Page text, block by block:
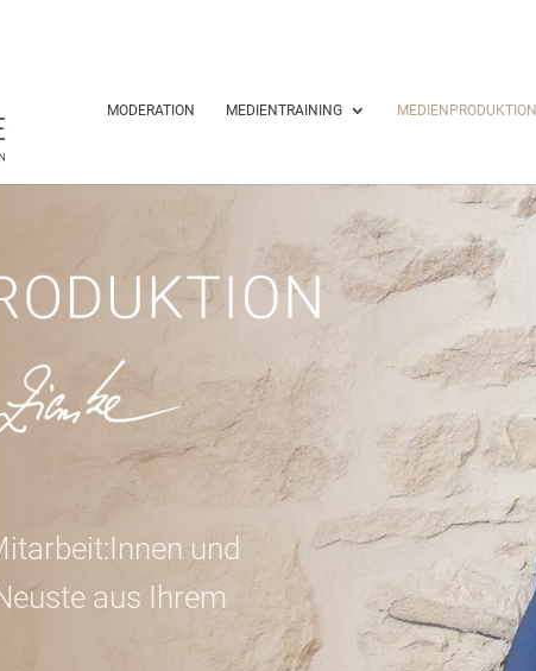
MODERATION MEDIENTRAINING MEDIENPRODUKTION
und
aus Ihrem